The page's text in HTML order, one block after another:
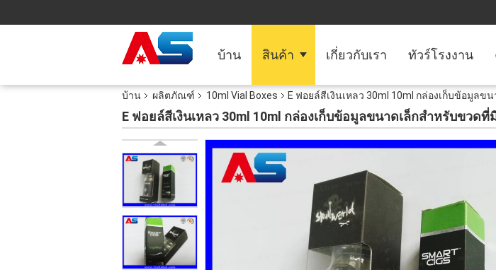
บ้าน สินค้า เกี่ยวกับเรา ทัวร์โรงงาน
บ้าน ผลิตภัณฑ์ 10ml Vial Boxes E ฟอยล์สีเงินเหลว 30ml 10ml กล่องเก็บข้อมูล
E ฟอยล์สีเงินเหลว 30ml 10ml กล่องเก็บข้อมูลขนาดเล็กสำหรับขวด